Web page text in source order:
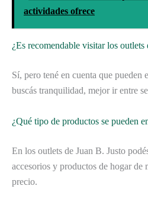
actividades ofrece
¿Es recomendable visitar los outlets
Sí, pero tené en cuenta que pueden
buscás tranquilidad, mejor ir entre
¿Qué tipo de productos se pueden
En los outlets de Juan B. Justo
accesorios y productos de hogar de
precio.